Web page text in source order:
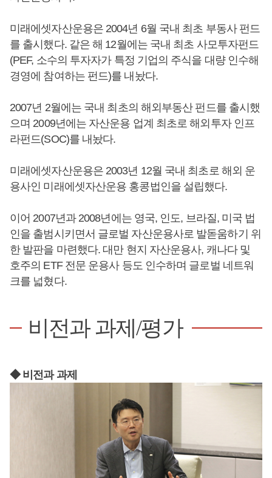
미래에셋자산운용은 2004년 6월 국내 최초 부동사 펀드
를 출시했다. 같은 해 12월에는 국내 최초 사모투자펀드
(PEF, 소수의 투자자가 특정 기업의 주식을 대량 인수해
경영에 참여하는 펀드)를 내놨다.
2007년 2월에는 국내 최초의 해외부동산 펀드를 출시했
으며 2009년에는 자산운용 업계 최초로 해외투자 인프
라펀드(SOC)를 내놨다.
미래에셋자산운용은 2003년 12월 국내 최초로 해외 운
용사인 미래에셋자산운용 홍콩법인을 설립했다.
이어 2007년과 2008년에는 영국, 인도, 브라질, 미국 법
인을 출범시키면서 글로벌 자산운용사로 발돋움하기 위
한 발판을 마련했다. 대만 현지 자산운용사, 캐나다 및
호주의 ETF 전문 운용사 등도 인수하며 글로벌 네트워
크를 넓혔다.
비전과 과제/평가
◆ 비전과 과제